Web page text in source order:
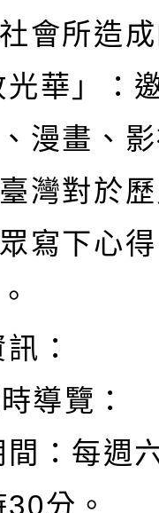
會所造
華」：
漫畫、
灣對於
寫下心
：
導覽：
：每週
分。